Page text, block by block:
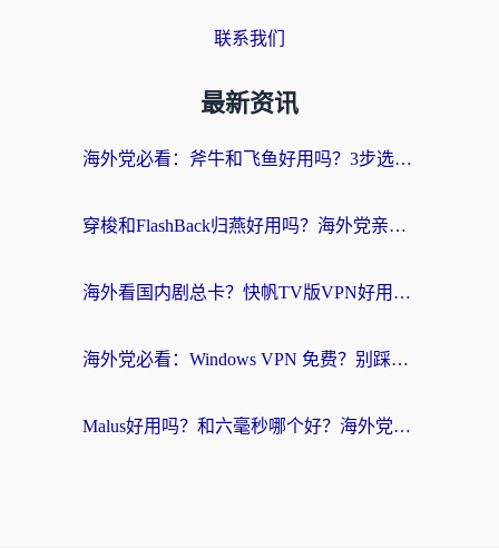
联系我们
最新资讯
海外党必看：斧牛和飞鱼好用吗？3步选对回国加速器，无缝刷剧玩国服
穿梭和FlashBack归燕好用吗？海外党亲测3款热门回国加速器，教你选对不踩坑
海外看国内剧总卡？快帆TV版VPN好用吗？和快滚VPN对比哪个回国效果更好？
海外党必看：Windows VPN 免费？别踩坑！教你选对好用的国内加速器无缝回国
Malus好用吗？和六毫秒哪个好？海外党选回国加速器的避坑指南